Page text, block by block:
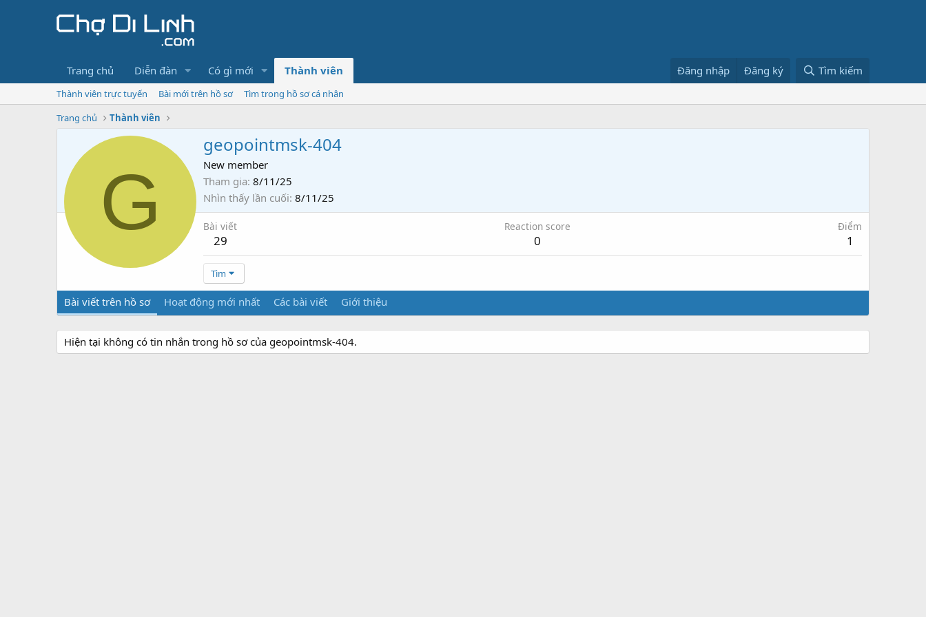
Trang chủ Diễn đàn Có gì mới Thành viên Đăng nhập Đăng ký Tìm kiếm
Thành viên trực tuyến Bài mới trên hồ sơ
Tìm trong hồ sơ cá nhân
Trang chủ
Thành viên
G
geopointmsk-404
New member
Tham gia 8/11/25
Nhìn thấy lần cuối 8/11/25
Bài viết
29
Reaction score
0
Điểm
1
Tìm
Bài viết trên hồ sơ Hoạt động mới nhất Các bài viết Giới thiệu
Hiện tại không có tin nhắn trong hồ sơ của geopointmsk-404.